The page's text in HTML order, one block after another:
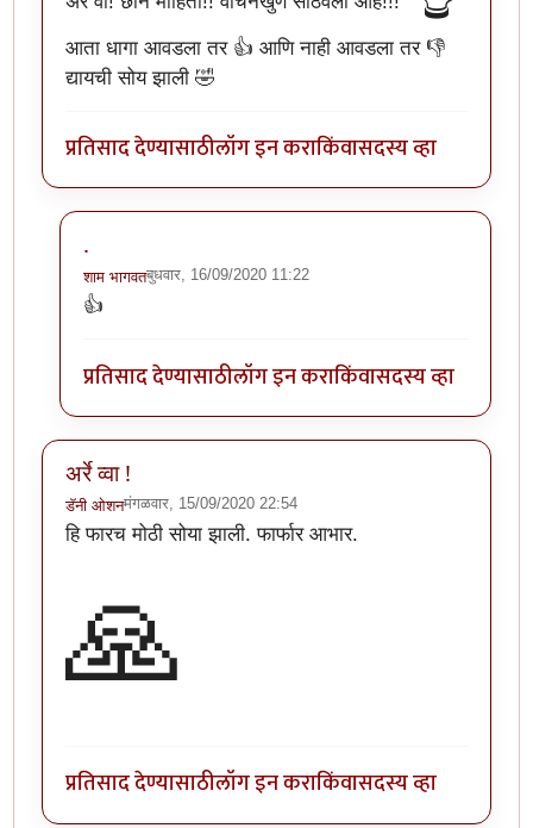
आता धागा आवडला तर 👍 आणि नाही आवडला तर 👎
द्यायची सोय झाली 🤣
प्रतिसाद देण्यासाठीलॉग इन कराकिंवासदस्य व्हा
.
शाम भागवतबुधवार, 16/09/2020 11:22
In reply to
👍
प्रतिसाद देण्यासाठीलॉग इन कराकिंवासदस्य व्हा
अर्रे व्वा !
डॅनी ओशनमंगळवार, 15/09/2020 22:54
हि फारच मोठी सोया झाली. फार्फार आभार.
🙏
प्रतिसाद देण्यासाठीलॉग इन कराकिंवासदस्य व्हा